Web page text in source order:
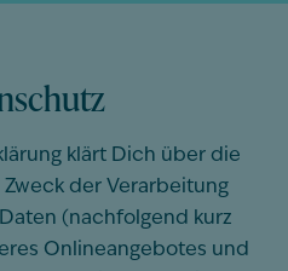
klärt Dich über die
der Verarbeitung
(nachfolgend kurz
Onlineangebotes und